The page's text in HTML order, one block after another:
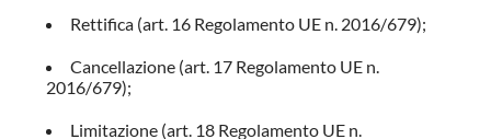
PRODOTTI
Rettifica (art. 16 Regolamento UE n. 2016/679);
Cancellazione (art. 17 Regolamento UE n.
2016/679);
Limitazione (art. 18 Regolamento UE n.